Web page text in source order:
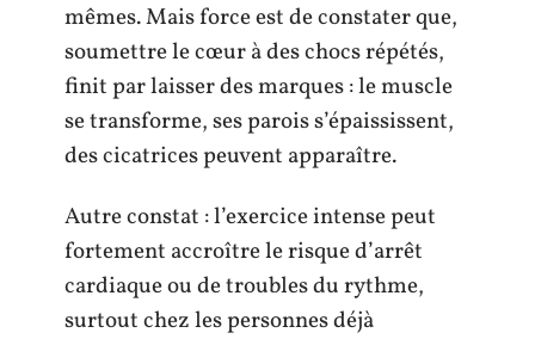
mêmes. Mais force est de constater que,
soumettre le cœur à des chocs répétés,
finit par laisser des marques : le muscle
se transforme, ses parois s’épaississent,
des cicatrices peuvent apparaître.
Autre constat : l’exercice intense peut
fortement accroître le risque d’arrêt
cardiaque ou de troubles du rythme,
surtout chez les personnes déjà